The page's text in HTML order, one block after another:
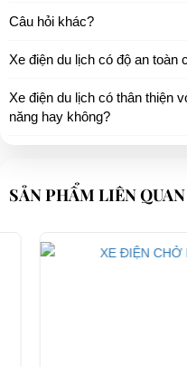
Câu hỏi khác?
Xe điện du lịch có độ an toàn
Xe điện du lịch có thân thiện
năng hay không?
SẢN PHẨM LIÊN QUAN